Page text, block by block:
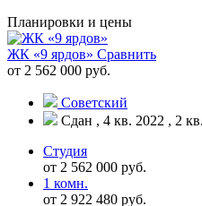
Планировки и цены
ЖК «9 ярдов» Сравнить
от 2 562 000 руб.
Советский
Сдан , 4 кв. 2022 , 2
Студия
от 2 562 000 руб.
1 комн.
от 2 922 480 руб.